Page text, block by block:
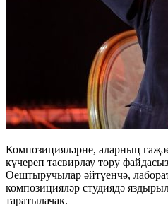
Композицияләрне, аларның
күчереп тасвирлау тору
Оештыручылар әйтүенчә,
композицияләр студиядә
таратылачак.